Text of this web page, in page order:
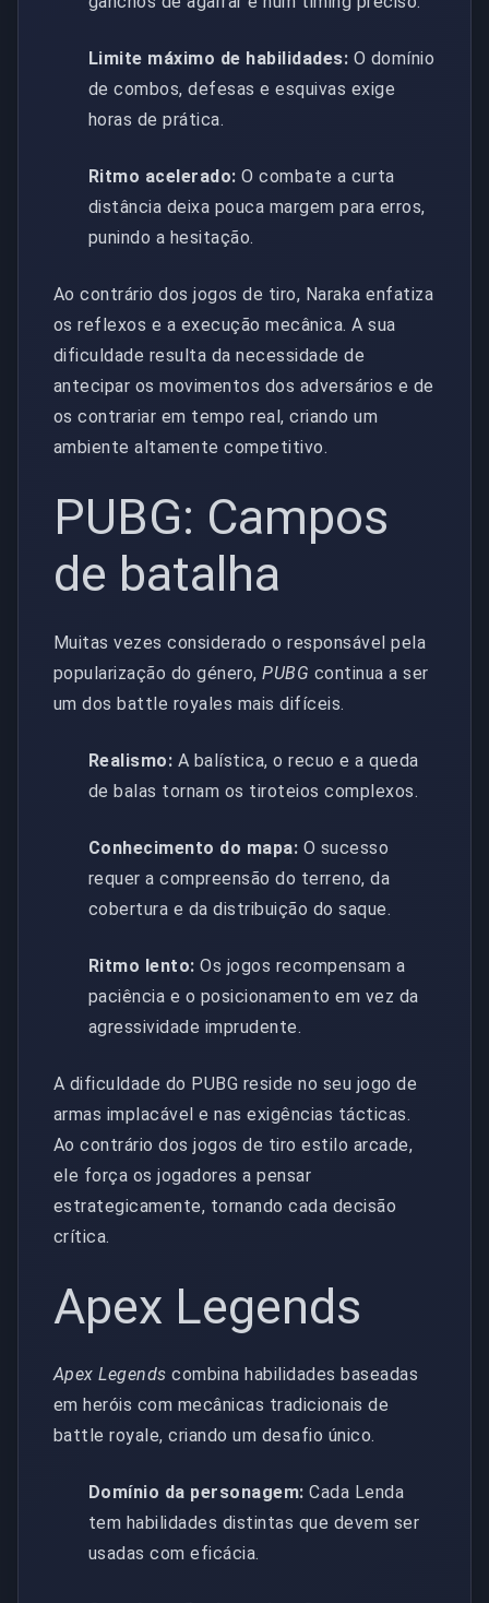
Limite máximo de habilidades: O domínio
de combos, defesas e esquivas exige
horas de prática.
Ritmo acelerado: O combate a curta
distância deixa pouca margem para erros,
punindo a hesitação.
Ao contrário dos jogos de tiro, Naraka enfatiza
os reflexos e a execução mecânica. A sua
dificuldade resulta da necessidade de
antecipar os movimentos dos adversários e de
os contrariar em tempo real, criando um
ambiente altamente competitivo.
PUBG: Campos
de batalha
Muitas vezes considerado o responsável pela
popularização do género,PUBG continua a ser
um dos battle royales mais difíceis.
Realismo: A balística, o recuo e a queda
de balas tornam os tiroteios complexos.
Conhecimento do mapa: O sucesso
requer a compreensão do terreno, da
cobertura e da distribuição do saque.
Ritmo lento: Os jogos recompensam a
paciência e o posicionamento em vez da
agressividade imprudente.
A dificuldade do PUBG reside no seu jogo de
armas implacável e nas exigências tácticas.
Ao contrário dos jogos de tiro estilo arcade,
ele força os jogadores a pensar
estrategicamente, tornando cada decisão
crítica.
Apex Legends
Apex Legends combina habilidades baseadas
em heróis com mecânicas tradicionais de
battle royale, criando um desafio único.
Domínio da personagem: Cada Lenda
tem habilidades distintas que devem ser
usadas com eficácia.